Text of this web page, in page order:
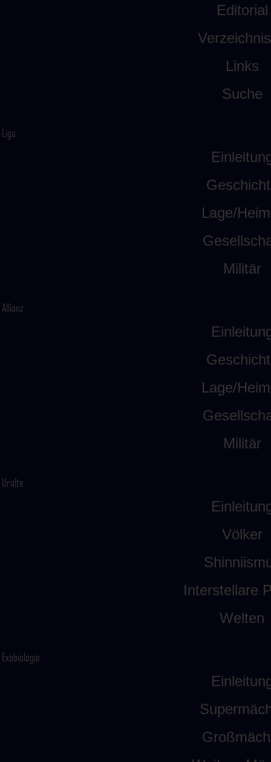
Editorial
Links
Suche
Liga
Lage/
Militär
Allianz
Lage/
Militär
Uralte
Völker
Interstellare
Welten
Exobiologie